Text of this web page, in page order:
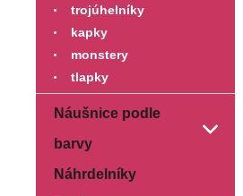
trojúhelníky
kapky
monstery
tlapky
Náušnice podle
barvy
Náhrdelníky